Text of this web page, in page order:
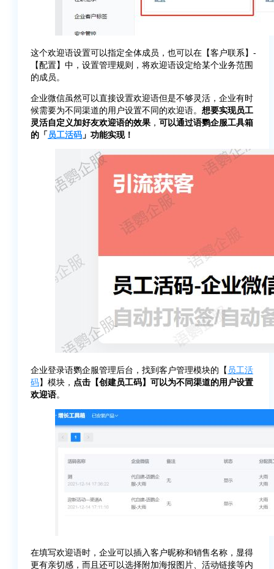
这个欢迎语设置可以指定全体成员，也可以在【客户联系】-
【配置】中，设置管理规则，将欢迎语设定给某个业务范围
的成员。
企业微信虽然可以直接设置欢迎语但是不够灵活，企业有时
候需要为不同渠道的用户设置不同的欢迎语。 想要实现员工
灵活自定义加好友欢迎语的效果 ， 可以通过语鹦企服工具箱
的「员工活码 」功能实现！
企业登录语鹦企服管理后台，找到客户管理模块的【 员工活
码】模块， 点击【创建员工码】可以为不同渠道的用户设置
欢迎语。
在填写欢迎语时，企业可以插入客户昵称和销售名称，显得
更有亲切感，而且还可以选择附加海报图片、活动链接等内